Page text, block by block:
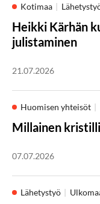
Kotimaa
Heikki Kärhän
julistaminen
21.07.2026
Huomisen yhteisöt
Millainen
07.07.2026
Lähetystyö